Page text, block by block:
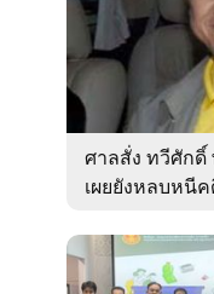
ศาลสั่ง ทวีศักดิ์
เผยยังหลบหนี